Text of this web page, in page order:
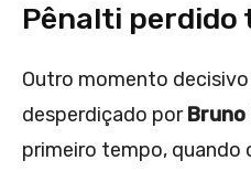
Pênalti perdido
Outro momento
desperdiçado porBruno
primeiro tempo, quando